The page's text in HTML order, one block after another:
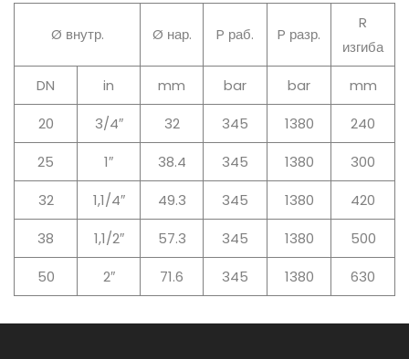
Ø внутр. Ø нар. P раб. P разр.
R
изгиба
DN
in mm bar bar
mm
20
3/4″ 32 345 1380
240
25
1″ 38.4 345 1380
300
32
1,1/4″ 49.3 345 1380
420
38
1,1/2″ 57.3 345 1380
500
50
2″ 71.6 345 1380 630